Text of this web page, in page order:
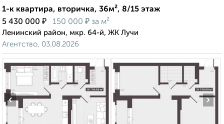
1-к квартира, вторичка, 36м², 8/15 этаж
5 430 000 ₽ 150 000 ₽ за м²
Ленинский район, мкр. 64-й, ЖК Лучи
Агентство, 03.08.2026
‹ ›